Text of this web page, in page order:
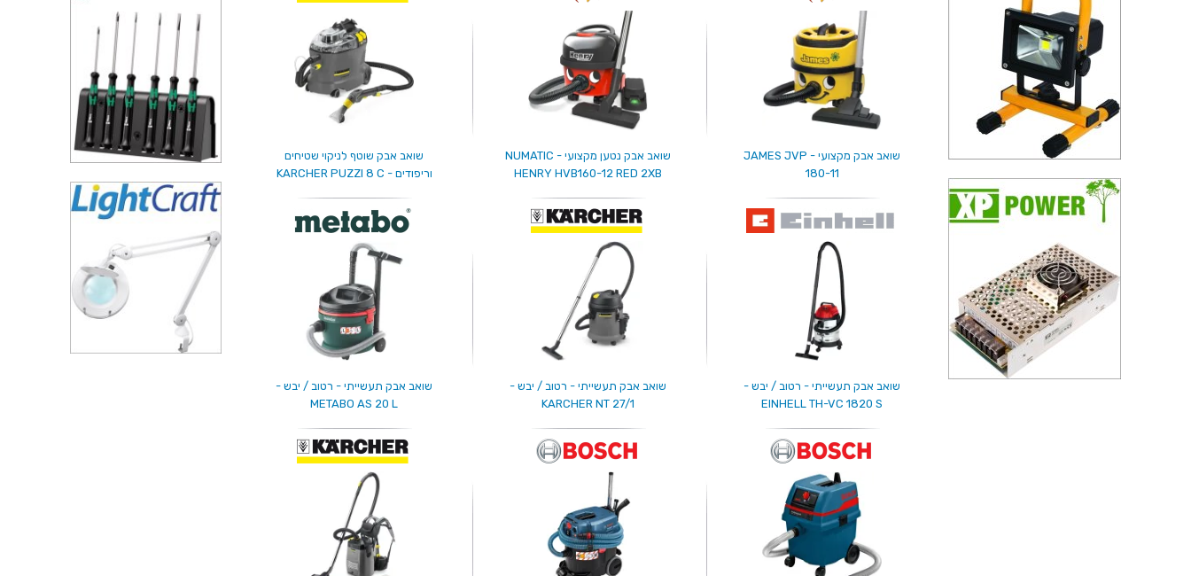
שואב אבק מקצועי - JAMES JVP
180-11
שואב אבק נטען מקצועי - NUMATIC
HENRY HVB160-12 RED 2XB
שואב אבק שוטף לניקוי שטיחים
וריפודים - KARCHER PUZZI 8 C
שואב אבק תעשייתי - רטוב / יבש -
EINHELL TH-VC 1820 S
שואב אבק תעשייתי - רטוב / יבש -
KARCHER NT 27/1
שואב אבק תעשייתי - רטוב / יבש -
METABO AS 20 L